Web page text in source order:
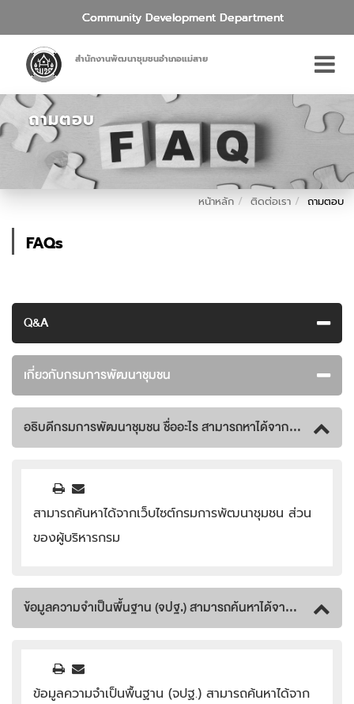
Community Development Department
สำนักงานพัฒนาชุมชนอำเภอแม่สาย
ถามตอบ
หน้าหลัก ติดต่อเรา ถามตอบ
FAQs
Q&A
เกี่ยวกับกรมการพัฒนาชุมชน
อธิบดีกรมการพัฒนาชุมชน ชื่ออะไร สามารถหาได้จากที่ไหน
สามารถค้นหาได้จากเว็บไซต์กรมการพัฒนาชุมชน ส่วน
ของผู้บริหารกรม
ข้อมูลความจำเป็นพื้นฐาน (จปฐ.) สามารถค้นหาได้จากที่ไหน
ข้อมูลความจำเป็นพื้นฐาน (จปฐ.) สามารถค้นหาได้จาก